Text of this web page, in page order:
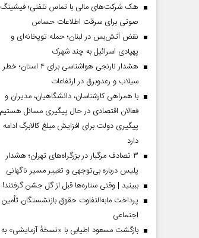
هک شرکت‌های مالی با تماس تلفنی؛ فیشینگ
صوتی برای سرقت اطلاعات حساس
نقض آتش‌بس در لبنان؛ حمله توپخانه‌ای و
پهپادی اسرائیل به چند شهرک
هشدار نارنجی هواشناسی برای ۴ استان؛ خطر
سیلاب و رعدوبرق در ارتفاعات
با همراهی کارشناسان، دانشگاهیان، مدیران و
فعالان اقتصادی در حال پیگیری مسائل
پیگیری دولت برای افزایش مبلغ کالابرگ ادامه
دارد
۳ تصادف مرگبار در بزرگراه‌های تهران؛ هشدار
پلیس درباره بی‌توجهی و تغییر مسیر ناگهانی
ببینید | وقتی ستاره‌ها قبل از گل جشن گرفتند!
پرداخت مابه‌التفاوت حقوق بازنشستگان تأمین
اجتماعی
بازگشت مسعود اطیابی با «نسخهٔ آزمایشی» به